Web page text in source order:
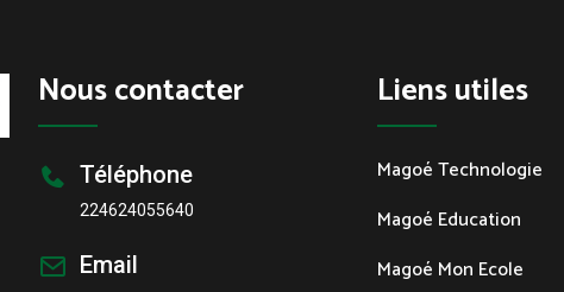
Nous contacter
Téléphone
224624055640
Email
Liens utiles
Magoé Technologie
Magoé Education
Magoé Mon Ecole